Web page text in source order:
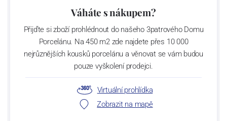
Váháte s nákupem?
Přijďte si zboží prohlédnout do našeho 3patrového Domu
Porcelánu. Na 450 m2 zde najdete přes 10 000
nejrůznějších kousků porcelánu a věnovat se vám budou
pouze vyškolení prodejci.
Virtuální prohlídka
Zobrazit na mapě